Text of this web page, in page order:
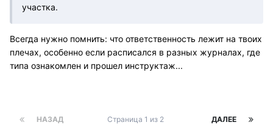
участка.
Всегда нужно помнить: что ответственность лежит на твоих
плечах, особенно если расписался в разных журналах, где
типа ознакомлен и прошел инструктаж...
НАЗАД ДАЛЕЕ
Страница 1 из 2